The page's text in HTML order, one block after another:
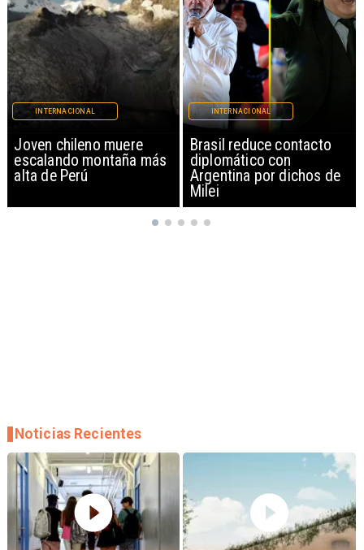
Brasil reduce contacto
diplomático con
Argentina por dichos de
INTERNACIONAL
China restringe
exportación de drones a
EEUU y sanciona
empresas
INTERNACIONAL
Noticias Recientes